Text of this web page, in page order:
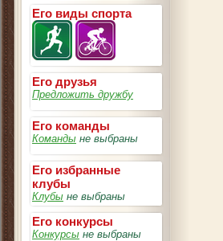
Его виды спорта
Его друзья
Предложить дружбу
Его команды
Команды не выбраны
Его избранные
клубы
Клубы не выбраны
Его конкурсы
Конкурсы не выбраны